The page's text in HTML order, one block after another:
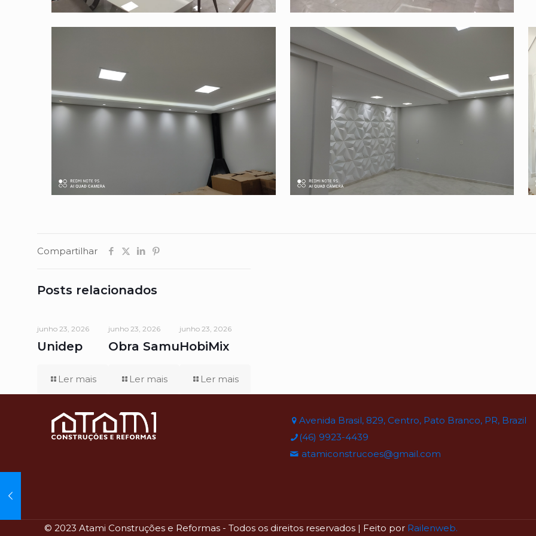
Compartilhar
Posts relacionados
junho 23, 2026
Unidep
Ler mais
junho 23, 2026
Obra Samu
Ler mais
junho 23, 2026
HobiMix
Ler mais
Avenida Brasil, 829, Centro, Pato Branco, PR, Brazil
(46) 9923-4439
atamiconstrucoes@gmail.com
© 2023 Atami Construções e Reformas - Todos os direitos reservados | Feito por Railenweb.